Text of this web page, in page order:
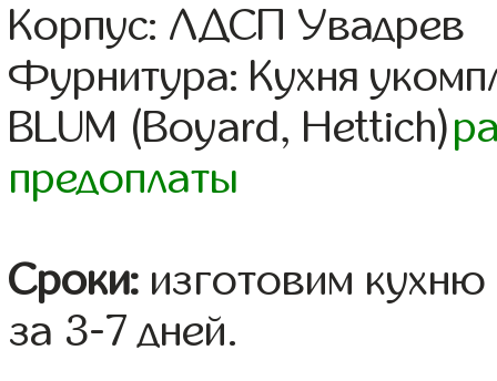
Корпус: ЛДСП Увадрев
Фурнитура: Кухня
BLUM (Boyard, Hettich)
предоплаты
Сроки: изготовим
за 3-7 дней.